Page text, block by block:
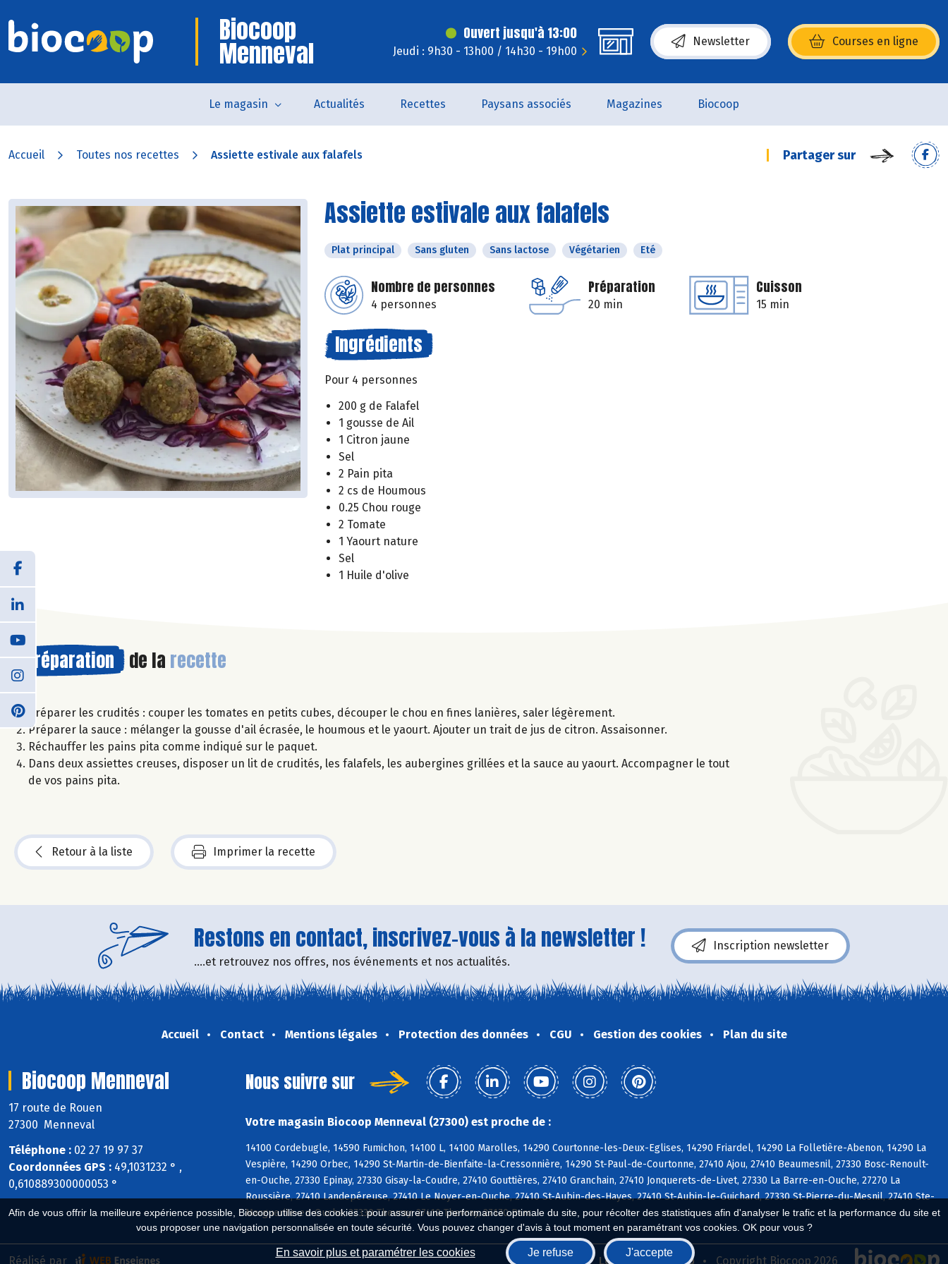
Afin de vous offrir la meilleure expérience possible, Biocoop utilise des cookies : pour assurer une performance optimale du site, pour récolter des statistiques afin d'analyser le trafic et la performance du site et
vous proposer une navigation personnalisée en toute sécurité. Vous pouvez changer d'avis à tout moment en paramétrant vos cookies. OK pour vous ?
En savoir plus et paramétrer les cookies Je refuse J'accepte
Biocoop
Menneval
Ouvert jusqu'à 13:00
Jeudi : 9h30 - 13h00 / 14h30 - 19h00
Newsletter Courses en ligne
(s’ouvre dans une nouvelle fenêtre)
Le magasin Actualités Recettes Paysans associés Magazines Biocoop
Accueil Toutes nos recettes Assiette estivale aux falafels Partager sur
Assiette estivale aux falafels
Plat principal Sans gluten Sans lactose Végétarien Eté
Nombre de personnes
4 personnes
Préparation
20 min
Cuisson
15 min
Ingrédients
Pour 4 personnes
200 g de Falafel
1 gousse de Ail
1 Citron jaune
Sel
2 Pain pita
2 cs de Houmous
0.25 Chou rouge
2 Tomate
1 Yaourt nature
Sel
1 Huile d'olive
Préparation de la recette
Préparer les crudités : couper les tomates en petits cubes, découper le chou en fines lanières, saler légèrement.
Préparer la sauce : mélanger la gousse d'ail écrasée, le houmous et le yaourt. Ajouter un trait de jus de citron. Assaisonner.
Réchauffer les pains pita comme indiqué sur le paquet.
Dans deux assiettes creuses, disposer un lit de crudités, les falafels, les aubergines grillées et la sauce au yaourt. Accompagner le tout
de vos pains pita.
Retour à la liste Imprimer la recette
Restons en contact, inscrivez-vous à la newsletter !
....et retrouvez nos offres, nos événements et nos actualités.
Inscription newsletter
Accueil Contact Mentions légales Protection des données CGU Gestion des cookies Plan du site
Biocoop Menneval
17 route de Rouen
27300 Menneval
Téléphone : 02 27 19 97 37
Coordonnées GPS : 49,1031232 ° ,
0,610889300000053 °
Nous suivre sur
Votre magasin Biocoop Menneval (27300) est proche de :
14100 Cordebugle, 14590 Fumichon, 14100 L, 14100 Marolles, 14290 Courtonne-les-Deux-Eglises, 14290 Friardel, 14290 La Folletière-Abenon, 14290 La
Vespière, 14290 Orbec, 14290 St-Martin-de-Bienfaite-la-Cressonnière, 14290 St-Paul-de-Courtonne, 27410 Ajou, 27410 Beaumesnil, 27330 Bosc-Renoult-
en-Ouche, 27330 Epinay, 27330 Gisay-la-Coudre, 27410 Gouttières, 27410 Granchain, 27410 Jonquerets-de-Livet, 27330 La Barre-en-Ouche, 27270 La
Roussière, 27410 Landepéreuse, 27410 Le Noyer-en-Ouche, 27410 St-Aubin-des-Hayes, 27410 St-Aubin-le-Guichard, 27330 St-Pierre-du-Mesnil, 27410 Ste-
Marguerite-en-Ouche, 27330 Thevray, 27410 Thevray, 27170 Barc
Biocoop.fr Le réseau Biocoop Copyright Biocoop 2026
Réalisé par